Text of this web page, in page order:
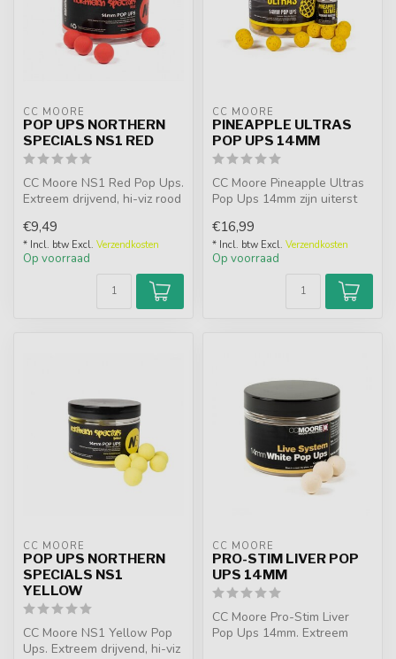
CC MOORE
POP UPS NORTHERN
SPECIALS NS1 RED
CC Moore NS1 Red Pop Ups.
Extreem drijvend, hi-viz rood
€9,49
* Incl. btw Excl. Verzendkosten
Op voorraad
CC MOORE
PINEAPPLE ULTRAS
POP UPS 14MM
CC Moore Pineapple Ultras
Pop Ups 14mm zijn uiterst
m...
€16,99
* Incl. btw Excl. Verzendkosten
Op voorraad
CC MOORE
POP UPS NORTHERN
SPECIALS NS1
YELLOW
CC Moore NS1 Yellow Pop
Ups. Extreem drijvend, hi-viz
CC MOORE
PRO-STIM LIVER POP
UPS 14MM
CC Moore Pro-Stim Liver
Pop Ups 14mm. Extreem